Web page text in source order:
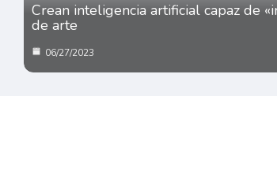
Crean inteligencia artificial capaz de
de arte
06/27/2023